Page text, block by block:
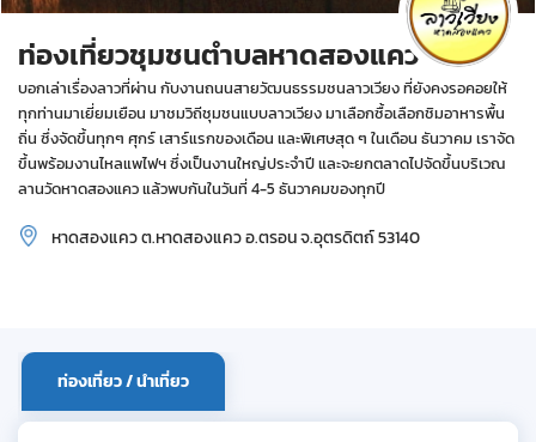
ท่องเที่ยวชุมชนตำบลหาดสองแคว
บอกเล่าเรื่องลาวที่ผ่าน กับงานถนนสายวัฒนธรรมชนลาวเวียง ที่ยังคงรอคอยให้
ทุกท่านมาเยี่ยมเยือน มาชมวิถีชุมชนแบบลาวเวียง มาเลือกซื้อเลือกชิมอาหารพื้น
ถิ่น ซึ่งจัดขึ้นทุกๆ ศุกร์ เสาร์แรกของเดือน และพิเศษสุด ๆ ในเดือน ธันวาคม เราจัด
ขึ้นพร้อมงานไหลแพไฟฯ ซึ่งเป็นงานใหญ่ประจำปี และจะยกตลาดไปจัดขึ้นบริเวณ
ลานวัดหาดสองแคว แล้วพบกันในวันที่ 4-5 ธันวาคมของทุกปี
หาดสองแคว ต.หาดสองแคว อ.ตรอน จ.อุตรดิตถ์ 53140
ท่องเที่ยว / นำเที่ยว